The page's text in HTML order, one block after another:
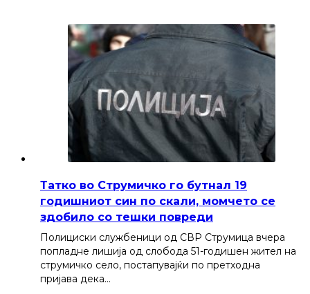
Татко во Струмичко го бутнал 19
годишниот син по скали, момчето се
здобило со тешки повреди
Полициски службеници од СВР Струмица вчера
попладне лишија од слобода 51-годишен жител на
струмичко село, постапувајќи по претходна
пријава дека…